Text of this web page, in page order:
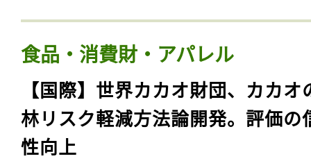
食品・消費財・アパレル
【国際】世界カカオ財団、カカオ
林リスク軽減方法論開発。評価の
性向上